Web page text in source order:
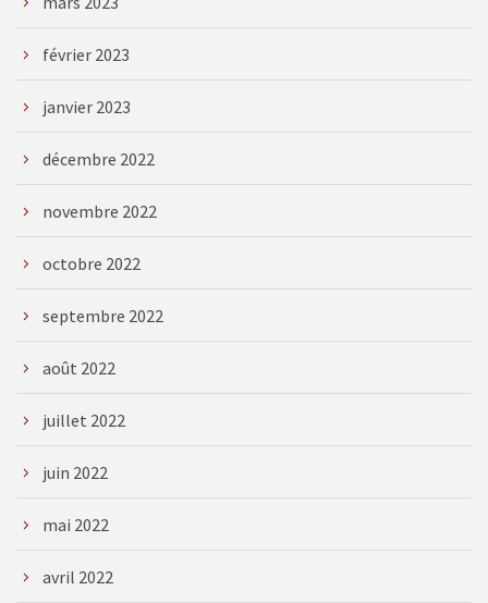
février 2023
janvier 2023
décembre 2022
novembre 2022
octobre 2022
septembre 2022
août 2022
juillet 2022
juin 2022
mai 2022
avril 2022